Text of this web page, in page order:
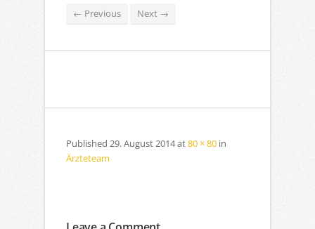
← Previous Next →
Published 29. August 2014at80 × 80 in
Ärzteteam